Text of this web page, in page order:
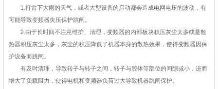
1.打雷下大雨的天气，或者大型设备的启动都会造成电网电压的波动，有
可能导致变频器失压保护跳闸。
2.由于长时间不注意维护、清理，变频器的内部板块积压灰尘太多或是散
热器积压灰尘太多，灰尘的积压降低了机器本身的散热效果，使得变频器因保
护设备而跳闸。
有及时清理，导致转子与转子之间，转子与腔体等部位的间隙减小，进而
增大了负载阻力，使得电机和变频器负荷过大导致机器跳闸保护。